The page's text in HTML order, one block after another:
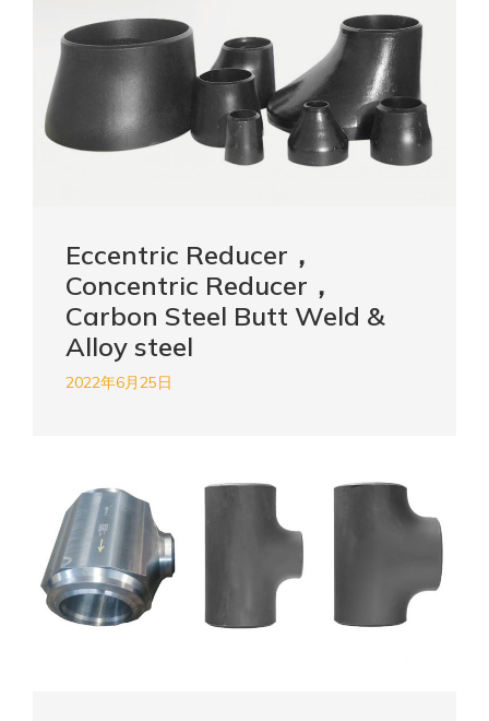
Eccentric Reducer，
Concentric Reducer，
Carbon Steel Butt Weld &
Alloy steel
2022年6月25日